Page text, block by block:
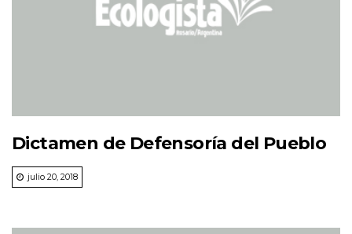
Dictamen de Defensoría del Pueblo
julio 20, 2018